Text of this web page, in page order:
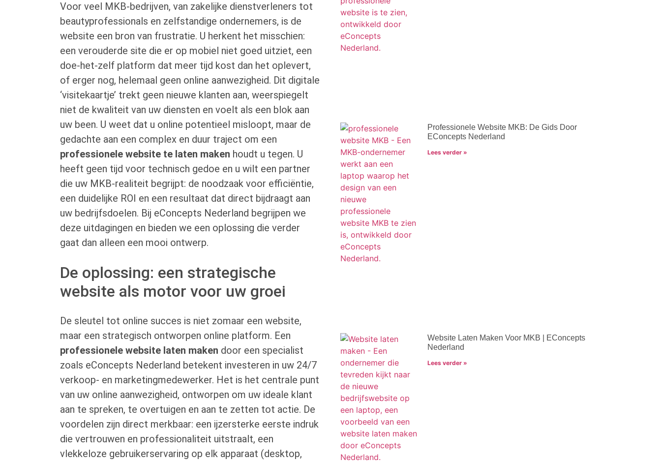
Voor veel MKB-bedrijven, van zakelijke dienstverleners tot
beautyprofessionals en zelfstandige ondernemers, is de
website een bron van frustratie. U herkent het misschien:
een verouderde site die er op mobiel niet goed uitziet, een
doe-het-zelf platform dat meer tijd kost dan het oplevert,
of erger nog, helemaal geen online aanwezigheid. Dit digitale
‘visitekaartje’ trekt geen nieuwe klanten aan, weerspiegelt
niet de kwaliteit van uw diensten en voelt als een blok aan
uw been. U weet dat u online potentieel misloopt, maar de
gedachte aan een complex en duur traject om een
professionele website te laten maken houdt u tegen. U
heeft geen tijd voor technisch gedoe en u wilt een partner
die uw MKB-realiteit begrijpt: de noodzaak voor efficiëntie,
een duidelijke ROI en een resultaat dat direct bijdraagt aan
uw bedrijfsdoelen. Bij eConcepts Nederland begrijpen we
deze uitdagingen en bieden we een oplossing die verder
gaat dan alleen een mooi ontwerp.
De oplossing: een strategische
website als motor voor uw groei
De sleutel tot online succes is niet zomaar een website,
maar een strategisch ontworpen online platform. Een
professionele website laten maken door een specialist
zoals eConcepts Nederland betekent investeren in uw 24/7
verkoop- en marketingmedewerker. Het is het centrale punt
van uw online aanwezigheid, ontworpen om uw ideale klant
aan te spreken, te overtuigen en aan te zetten tot actie. De
voordelen zijn direct merkbaar: een ijzersterke eerste indruk
die vertrouwen en professionaliteit uitstraalt, een
vlekkeloze gebruikerservaring op elk apparaat (desktop,
Professionele Website MKB: De Gids Door
EConcepts Nederland
Lees verder »
Website Laten Maken Voor MKB | EConcepts
Nederland
Lees verder »